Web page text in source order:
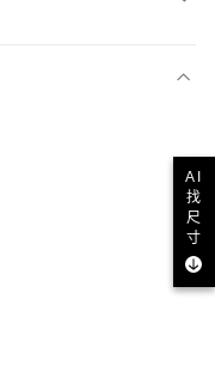
AI
找
尺
寸